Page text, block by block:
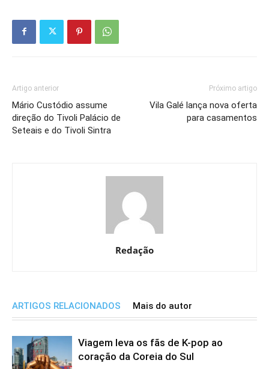
Artigo anterior
Mário Custódio assume
direção do Tivoli Palácio de
Seteais e do Tivoli Sintra
Próximo artigo
Vila Galé lança nova oferta
para casamentos
Redação
ARTIGOS RELACIONADOS Mais do autor
Viagem leva os fãs de K-pop ao
coração da Coreia do Sul